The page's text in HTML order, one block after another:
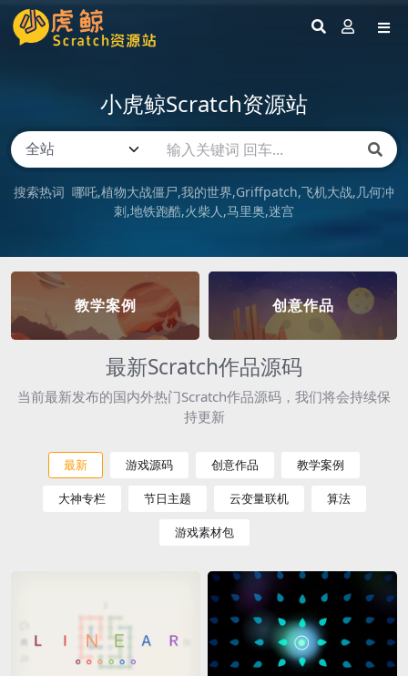
小虎鲸Scratch资源站
搜索热词 哪吒 植物大战僵尸 我的世界 Griffpatch 飞机大战 几何冲
刺 地铁跑酷 火柴人 马里奥 迷宫
教学案例 创意作品
最新Scratch作品源码
当前最新发布的国内外热门Scratch作品源码，我们将会持续保
持更新
最新 游戏源码 创意作品 教学案例
大神专栏 节日主题 云变量联机 算法
游戏素材包